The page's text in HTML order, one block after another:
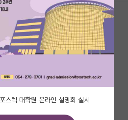
텍 대학원 온라인 설명회 실시